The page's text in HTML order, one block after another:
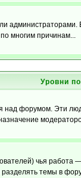
многим причинам...
Уровни
форумом. Эти
чья
темы в